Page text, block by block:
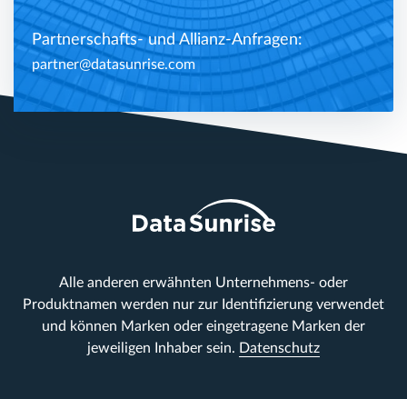
Partnerschafts- und Allianz-Anfragen:
partner@datasunrise.com
Alle anderen erwähnten Unternehmens- oder
Produktnamen werden nur zur Identifizierung verwendet
und können Marken oder eingetragene Marken der
jeweiligen Inhaber sein. Datenschutz